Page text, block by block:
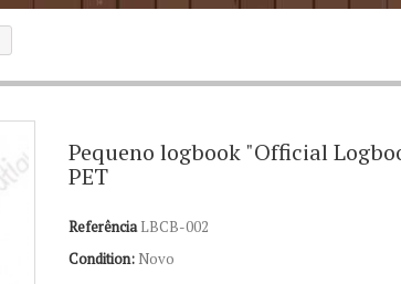
Pequeno logbook "Official
PET
Referência LBCB-002
Condition: Novo